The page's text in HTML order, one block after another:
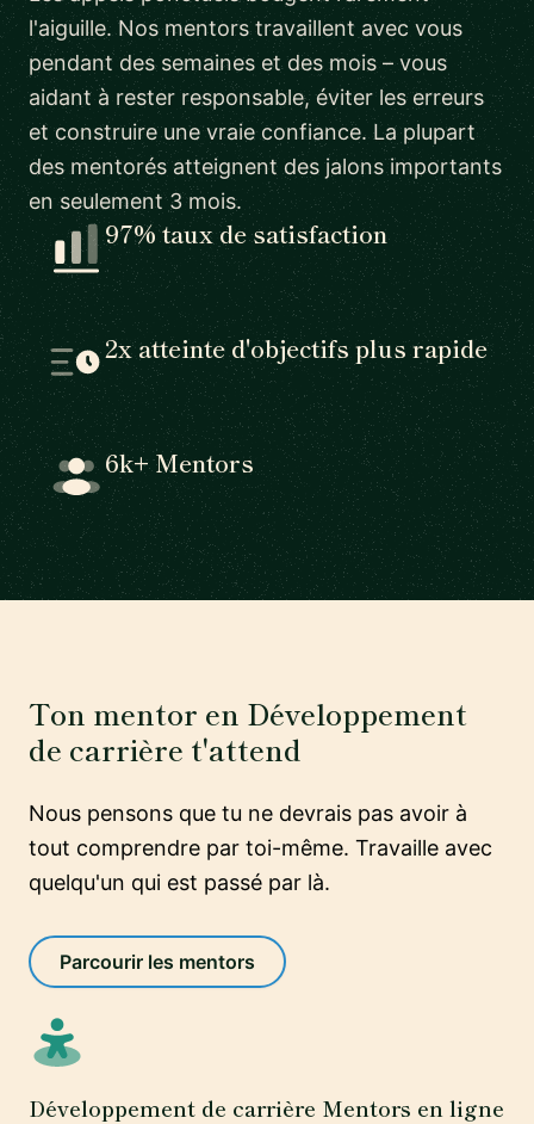
l'aiguille. Nos mentors travaillent avec vous
pendant des semaines et des mois – vous
aidant à rester responsable, éviter les erreurs
et construire une vraie confiance. La plupart
des mentorés atteignent des jalons importants
en seulement 3 mois.
97% taux de satisfaction
2x atteinte d'objectifs plus rapide
6k+ Mentors
Ton mentor en Développement
de carrière t'attend
Nous pensons que tu ne devrais pas avoir à
tout comprendre par toi-même. Travaille avec
quelqu'un qui est passé par là.
Parcourir les mentors
Développement de carrière Mentors en ligne